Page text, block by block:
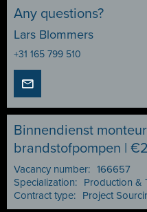
Any questions?
Lars Blommers
+31 165 799 510
Binnendienst
brandstofpompen |
Vacancy number: 166657
Specialization:
Production &
Contract type:
Project